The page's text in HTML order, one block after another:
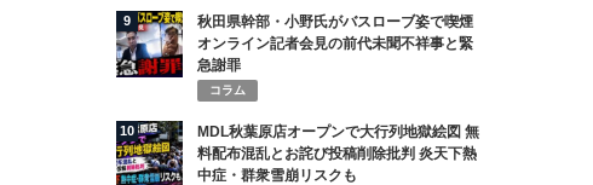
9
秋田県幹部・小野氏がバスローブ姿で喫煙
オンライン記者会見の前代未聞不祥事と緊
急謝罪
コラム
10
MDL秋葉原店オープンで大行列地獄絵図 無
料配布混乱とお詫び投稿削除批判 炎天下熱
中症・群衆雪崩リスクも